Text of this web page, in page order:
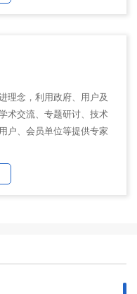
理念，利用政府、用户及
术交流、专题研讨、技术
户、会员单位等提供专家